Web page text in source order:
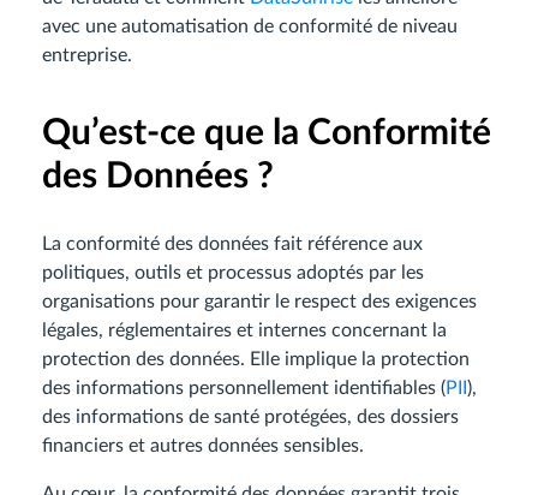
avec une automatisation de conformité de niveau
entreprise.
Qu’est-ce que la Conformité
des Données ?
La conformité des données fait référence aux
politiques, outils et processus adoptés par les
organisations pour garantir le respect des exigences
légales, réglementaires et internes concernant la
protection des données. Elle implique la protection
des informations personnellement identifiables (PII ),
des informations de santé protégées, des dossiers
financiers et autres données sensibles.